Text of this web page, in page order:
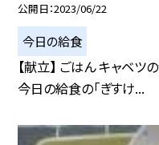
公開日 2023/06/22
今日の給食
【献立】 ごはん キャベ
今日の給食の「ぎすけ...